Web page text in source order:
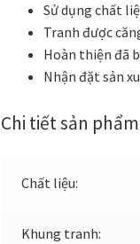
Sử dụng chất
Tranh được
Hoàn thiện đã
Nhận đặt sản
Chi tiết sản
Chất liệu:
Khung tranh: